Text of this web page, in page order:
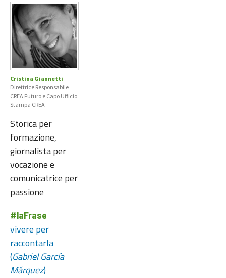
Cristina Giannetti
Direttrice Responsabile
CREA Futuro e Capo Ufficio
Stampa CREA
Storica per
formazione,
giornalista per
vocazione e
comunicatrice per
passione
#laFrase
vivere per
raccontarla
(Gabriel García
Márquez)